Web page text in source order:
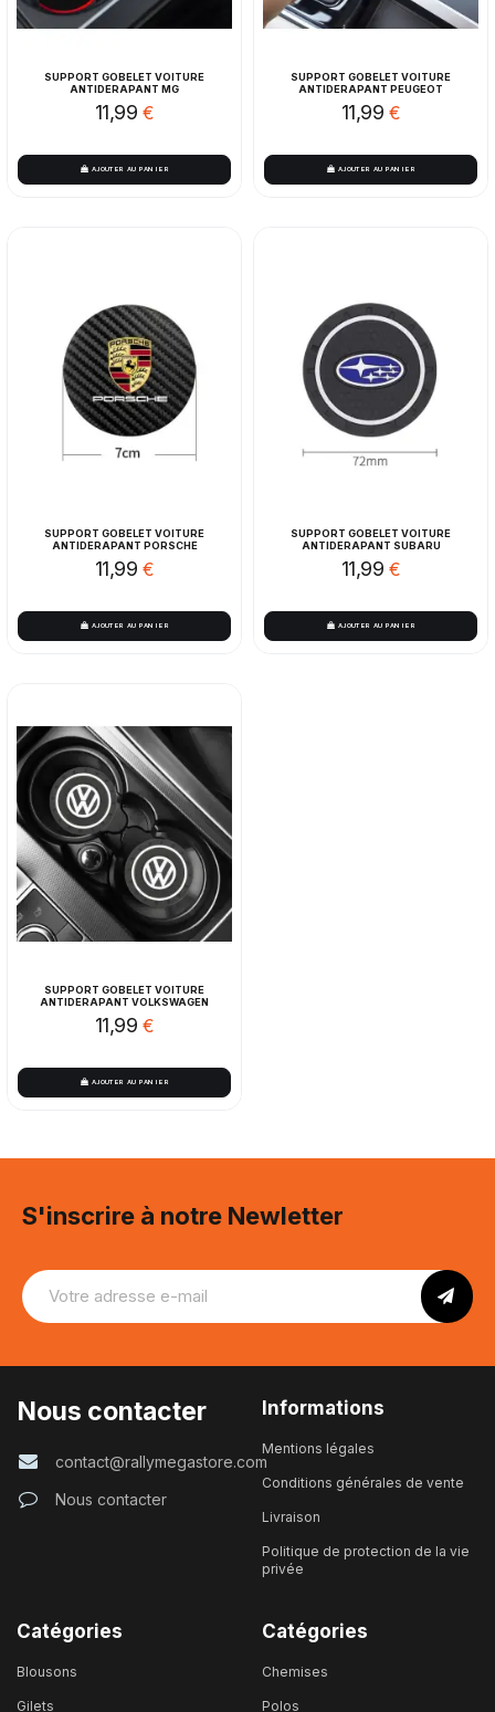
SUPPORT GOBELET VOITURE
ANTIDERAPANT MG
11,99 €
AJOUTER AU PANIER
SUPPORT GOBELET VOITURE
ANTIDERAPANT PEUGEOT
11,99 €
AJOUTER AU PANIER
SUPPORT GOBELET VOITURE
ANTIDERAPANT PORSCHE
11,99 €
AJOUTER AU PANIER
SUPPORT GOBELET VOITURE
ANTIDERAPANT SUBARU
11,99 €
AJOUTER AU PANIER
SUPPORT GOBELET VOITURE
ANTIDERAPANT VOLKSWAGEN
11,99 €
AJOUTER AU PANIER
S'inscrire à notre Newletter
Nous contacter
contact@rallymegastore.com
Nous contacter
Informations
Mentions légales
Conditions générales de vente
Livraison
Politique de protection de la vie
privée
Catégories
Blousons
Gilets
Catégories
Chemises
Polos